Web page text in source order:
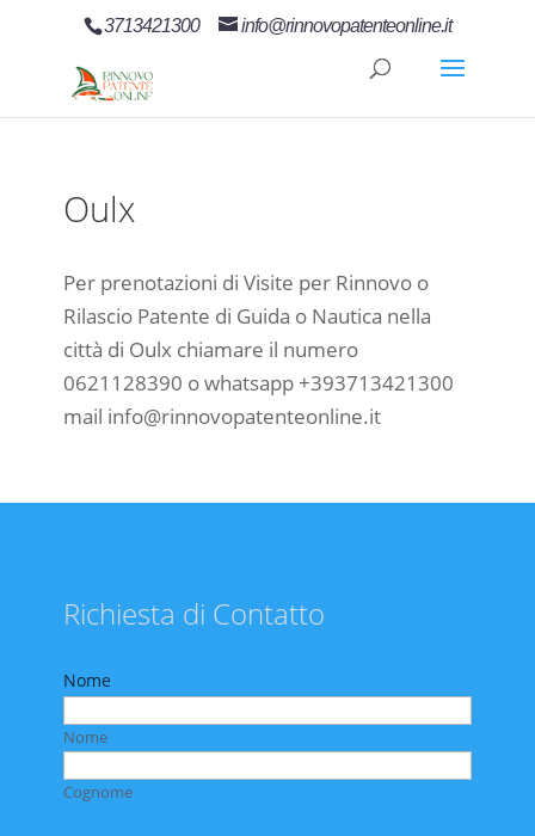
3713421300 info@rinnovopatenteonline.it
Oulx
Per prenotazioni di Visite per Rinnovo o
Rilascio Patente di Guida o Nautica nella
città di Oulx chiamare il numero
0621128390 o whatsapp +393713421300
mail info@rinnovopatenteonline.it
Richiesta di Contatto
Nome
Nome
Cognome